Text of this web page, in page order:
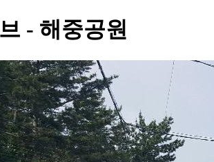
- 해중공원